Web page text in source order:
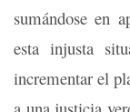
sumándose en
esta injusta
incrementar el